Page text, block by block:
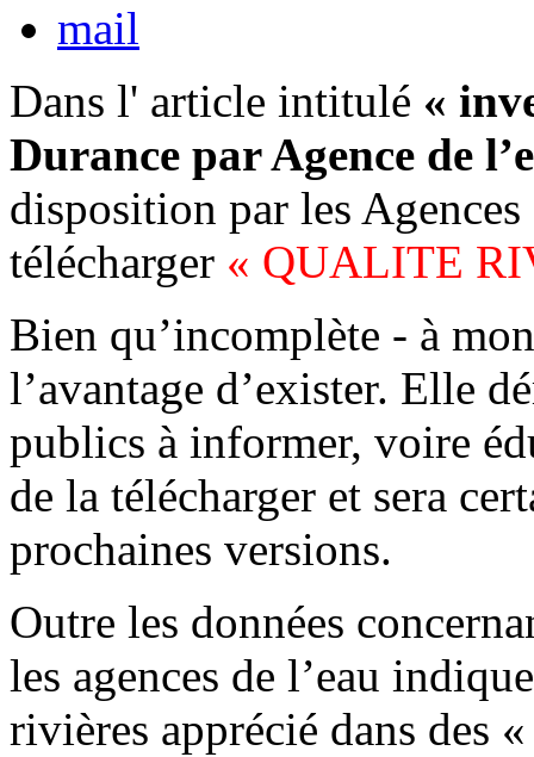
Dans l' article intitulé «
Durance par Agence de
disposition par les
télécharger « QUALITE
Bien qu’incomplète - à
l’avantage d’exister. Elle
publics à informer, voire
de la télécharger et sera
prochaines versions.
Outre les données
les agences de l’eau
rivières apprécié dans des